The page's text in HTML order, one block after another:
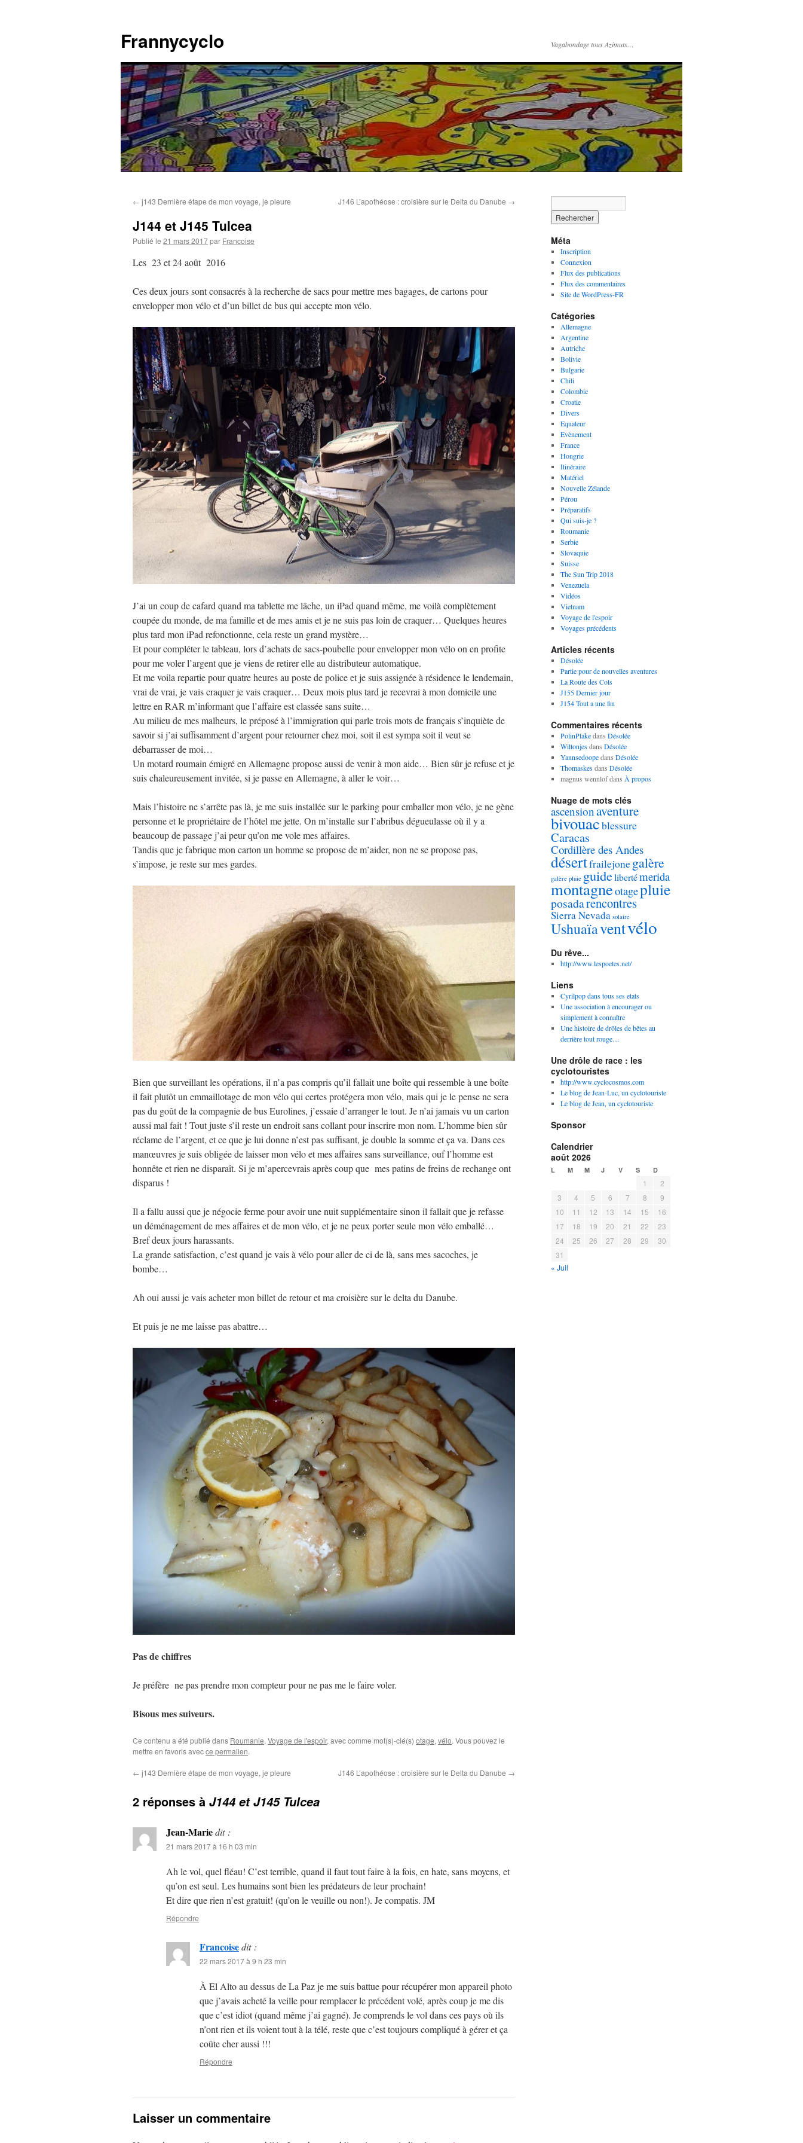
contenu
Frannycyclo Vagabondage tous Azimuts…
← j143 Dernière étape de mon voyage, je pleure J146 L’apothéose : croisière sur le Delta du Danube →
J144 et J145 Tulcea
Publié le 21 mars 2017par Francoise
Les 23 et 24 août 2016
Ces deux jours sont consacrés à la recherche de sacs pour mettre mes bagages, de cartons pour
envelopper mon vélo et d’un billet de bus qui accepte mon vélo.
J’ai un coup de cafard quand ma tablette me lâche, un iPad quand même, me voilà complètement
coupée du monde, de ma famille et de mes amis et je ne suis pas loin de craquer… Quelques heures
plus tard mon iPad refonctionne, cela reste un grand mystère…
Et pour compléter le tableau, lors d’achats de sacs-poubelle pour envelopper mon vélo on en profite
pour me voler l’argent que je viens de retirer elle au distributeur automatique.
Et me voila repartie pour quatre heures au poste de police et je suis assignée à résidence le lendemain,
vrai de vrai, je vais craquer je vais craquer… Deux mois plus tard je recevrai à mon domicile une
lettre en RAR m’informant que l’affaire est classée sans suite…
Au milieu de mes malheurs, le préposé à l’immigration qui parle trois mots de français s’inquiète de
savoir si j’ai suffisamment d’argent pour retourner chez moi, soit il est sympa soit il veut se
débarrasser de moi…
Un motard roumain émigré en Allemagne propose aussi de venir à mon aide… Bien sûr je refuse et je
suis chaleureusement invitée, si je passe en Allemagne, à aller le voir…
Mais l’histoire ne s’arrête pas là, je me suis installée sur le parking pour emballer mon vélo, je ne gène
personne et le propriétaire de l’hôtel me jette. On m’installe sur l’abribus dégueulasse où il y a
beaucoup de passage j’ai peur qu’on me vole mes affaires.
Tandis que je fabrique mon carton un homme se propose de m’aider, non ne se propose pas,
s’impose, je reste sur mes gardes.
Bien que surveillant les opérations, il n’a pas compris qu’il fallait une boîte qui ressemble à une boîte
il fait plutôt un emmaillotage de mon vélo qui certes protégera mon vélo, mais qui je le pense ne sera
pas du goût de la compagnie de bus Eurolines, j’essaie d’arranger le tout. Je n’ai jamais vu un carton
aussi mal fait ! Tout juste s’il reste un endroit sans collant pour inscrire mon nom. L’homme bien sûr
réclame de l’argent, et ce que je lui donne n’est pas suffisant, je double la somme et ça va. Dans ces
manœuvres je suis obligée de laisser mon vélo et mes affaires sans surveillance, ouf l’homme est
honnête et rien ne disparaît. Si je m’apercevrais après coup que mes patins de freins de rechange ont
disparus !
Il a fallu aussi que je négocie ferme pour avoir une nuit supplémentaire sinon il fallait que je refasse
un déménagement de mes affaires et de mon vélo, et je ne peux porter seule mon vélo emballé…
Bref deux jours harassants.
La grande satisfaction, c’est quand je vais à vélo pour aller de ci de là, sans mes sacoches, je
bombe…
Ah oui aussi je vais acheter mon billet de retour et ma croisière sur le delta du Danube.
Et puis je ne me laisse pas abattre…
Pas de chiffres
Je préfère ne pas prendre mon compteur pour ne pas me le faire voler.
Bisous mes suiveurs.
Ce contenu a été publié dans Roumanie, Voyage de l'espoir, avec comme mot(s)-clé(s) otage, vélo. Vous pouvez le
mettre en favoris avecce permalien.
← j143 Dernière étape de mon voyage, je pleure J146 L’apothéose : croisière sur le Delta du Danube →
2 réponses à J144 et J145 Tulcea
Jean-Mariedit :
21 mars 2017 à 16 h 03 min
Ah le vol, quel fléau! C’est terrible, quand il faut tout faire à la fois, en hate, sans moyens, et
qu’on est seul. Les humains sont bien les prédateurs de leur prochain!
Et dire que rien n’est gratuit! (qu’on le veuille ou non!). Je compatis. JM
Répondre
Francoisedit :
22 mars 2017 à 9 h 23 min
À El Alto au dessus de La Paz je me suis battue pour récupérer mon appareil photo
que j’avais acheté la veille pour remplacer le précédent volé, après coup je me dis
que c’est idiot (quand même j’ai gagné). Je comprends le vol dans ces pays où ils
n’ont rien et ils voient tout à la télé, reste que c’est toujours compliqué à gérer et ça
coûte cher aussi !!!
Répondre
Laisser un commentaire
Méta
Inscription
Connexion
Flux des publications
Flux des commentaires
Site de WordPress-FR
Catégories
Allemagne
Argentine
Autriche
Bolivie
Bulgarie
Chili
Colombie
Croatie
Divers
Equateur
Evènement
France
Hongrie
Itinéraire
Matériel
Nouvelle Zélande
Pérou
Préparatifs
Qui suis-je ?
Roumanie
Serbie
Slovaquie
Suisse
The Sun Trip 2018
Venezuela
Vidéos
Vietnam
Voyage de l'espoir
Voyages précédents
Articles récents
Désolée
Partie pour de nouvelles aventures
La Route des Cols
J155 Dernier jour
J154 Tout a une fin
Commentaires récents
PolinPlakedans Désolée
Wiltonjesdans Désolée
Yannsedoopedans Désolée
Thomaskesdans Désolée
magnus wennlofdans À propos
Nuage de mots clés
ascensionaventure
bivouacblessure
Caracas
Cordillère des Andes
désertfrailejonegalère
galère pluie guidelibertémerida
montagneotagepluie
posadarencontres
Sierra Nevada solaire
Ushuaïaventvélo
Du rêve...
http://www.lespoetes.net/
Liens
Cyrilpop dans tous ses etats
Une association à encourager ou
simplement à connaître
Une histoire de drôles de bêtes au
derrière tout rouge…
Une drôle de race : les
cyclotouristes
http://www.cyclocosmos.com
Le blog de Jean-Luc, un cyclotouriste
Le blog de Jean, un cyclotouriste
Sponsor
Calendrier
août 2026
L M M J V S D
1
2
3
4 5 6 7 8
9
10
11 12 13 14 15
16
17
18 19 20 21 22
23
24
25 26 27 28 29
30
31
« Juil